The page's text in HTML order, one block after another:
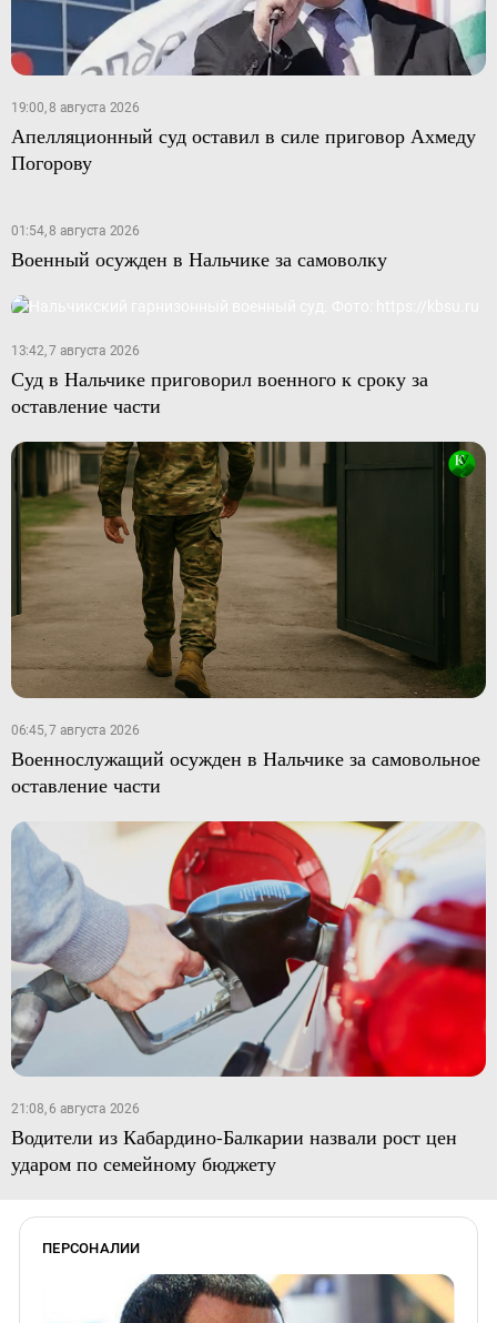
19:00, 8 августа 2026
Апелляционный суд оставил в силе приговор Ахмеду
Погорову
01:54, 8 августа 2026
Военный осужден в Нальчике за самоволку
13:42, 7 августа 2026
Суд в Нальчике приговорил военного к сроку за
оставление части
06:45, 7 августа 2026
Военнослужащий осужден в Нальчике за самовольное
оставление части
21:08, 6 августа 2026
Водители из Кабардино-Балкарии назвали рост цен
ударом по семейному бюджету
ПЕРСОНАЛИИ